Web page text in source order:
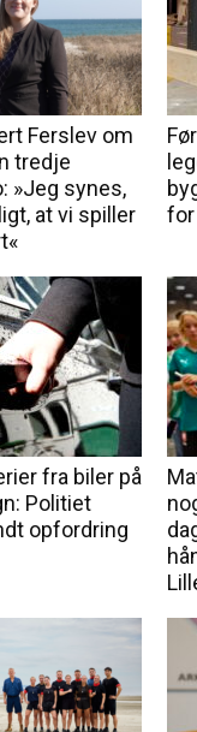
Ferslev om
tredje
»Jeg synes,
at vi spiller
for
fra biler på
Politiet
opfordring